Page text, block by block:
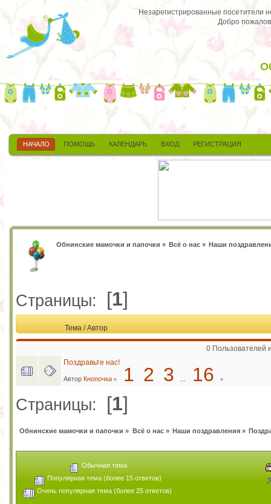
Незарегистрированные посетители
Добро
НАЧАЛО ПОМОЩЬ КАЛЕНДАРЬ ВХОД РЕГИСТРАЦИЯ
Обнинские мамочки и папочки » Всё о нас» Наши
Страницы: [1]
Тема /Автор
0 Пользователей
Поздравьте нас!
Автор Кнопочка « 1 2 3 16 »
Страницы: [1]
Обнинские мамочки и папочки » Всё о нас» Наши поздравления»
Обычная тема
Популярная тема (более 15 ответов)
Очень популярная тема (более 25 ответов)